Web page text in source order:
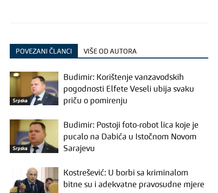
POVEZANI ČLANCI VIŠE OD AUTORA
Srpska
Budimir: Korištenje vanzavodskih
pogodnosti Elfete Veseli ubija svaku
priču o pomirenju
Srpska
Budimir: Postoji foto-robot lica koje je
pucalo na Dabića u Istočnom Novom
Sarajevu
Kostrešević: U borbi sa kriminalom
bitne su i adekvatne pravosudne mjere